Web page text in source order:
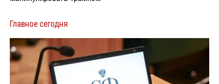
Главное сегодня